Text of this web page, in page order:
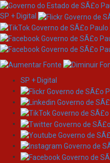
Skip
navigation
SP + Digital
SP + Digital
Search